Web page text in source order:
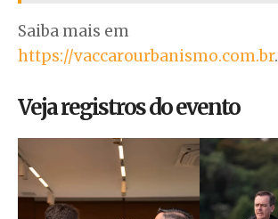
Saiba mais em
https://vaccarourbanismo.com.br.
Veja registros do evento